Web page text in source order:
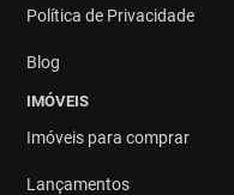
Política de Privacidade
Blog
IMÓVEIS
Imóveis para comprar
Lançamentos